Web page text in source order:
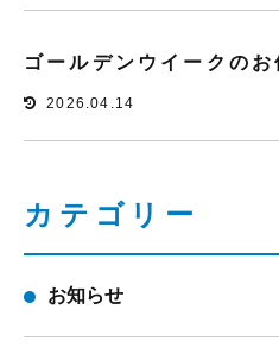
ゴールデンウイークのお
2026.04.14
カテゴリー
お知らせ